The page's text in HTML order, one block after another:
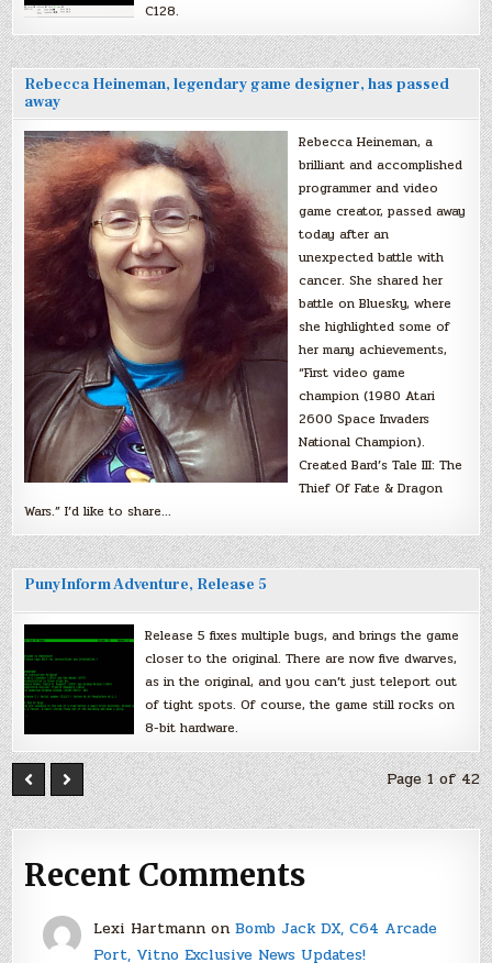
C128.
Rebecca Heineman, legendary game designer, has passed
away
Rebecca Heineman, a
brilliant and accomplished
programmer and video
game creator, passed away
today after an
unexpected battle with
cancer. She shared her
battle on Bluesky, where
she highlighted some of
her many achievements,
“First video game
champion (1980 Atari
2600 Space Invaders
National Champion).
Created Bard’s Tale III: The
Thief Of Fate & Dragon
Wars.” I’d like to share…
PunyInform Adventure, Release 5
Release 5 fixes multiple bugs, and brings the game
closer to the original. There are now five dwarves,
as in the original, and you can’t just teleport out
of tight spots. Of course, the game still rocks on
8-bit hardware.
Page 1 of 42
Recent Comments
Lexi Hartmannon Bomb Jack DX, C64 Arcade
Port, Vitno Exclusive News Updates!